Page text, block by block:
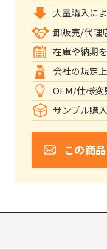
大量購入に
卸販売/代理
在庫や納期
会社の規定
OEM/仕様変
サンプル購
この商